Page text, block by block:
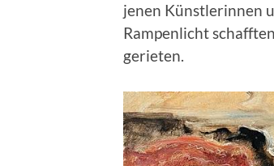
jenen Künstlerinnen
Rampenlicht
gerieten.